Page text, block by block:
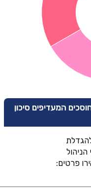
המעדיפים סיכון
פרטים: